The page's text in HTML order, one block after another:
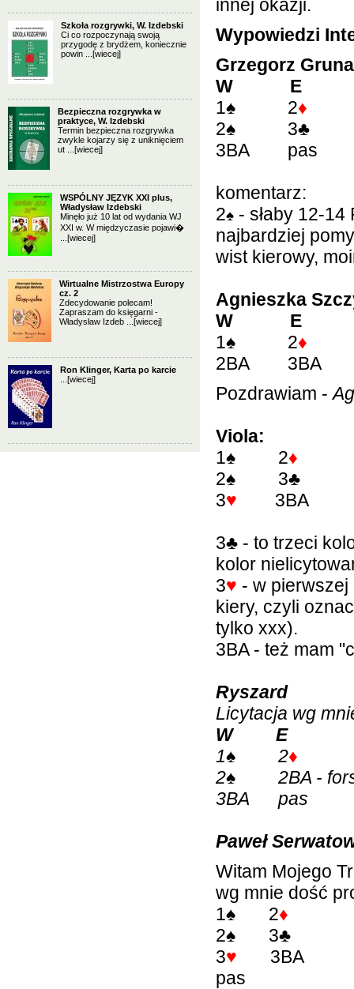
Szkoła rozgrywki, W. Izdebski
Ci co rozpoczynają swoją
przygodę z brydżem, koniecznie
powin ... [wiecej]
Bezpieczna rozgrywka w
praktyce, W. Izdebski
Termin bezpieczna rozgrywka
zwykle kojarzy się z uniknięciem
ut ... [wiecej]
WSPÓLNY JĘZYK XXI plus,
Władysław Izdebski
Minęło już 10 lat od wydania WJ
XXI w. W międzyczasie pojawi�
[wiecej]
Wirtualne Mistrzostwa Europy
cz. 2
Zdecydowanie polecam!
Zapraszam do księgarni -
Władysław Izdeb ... [wiecej]
Ron Klinger, Karta po karcie
[wiecej]
innej okazji.
Wypowiedzi
Grzegorz
W E
1♠ 2♦
2♠ 3♣
3BA pas
komentarz:
2♠ - słaby 12-
najbardziej
wist kierowy,
Agnieszka
W E
1♠ 2♦
2BA 3BA
Pozdrawiam -
Viola:
1♠ 2♦
2♠ 3♣
3♥ 3BA
3♣ - to trzeci
kolor
3♥ - w
kiery, czyli
tylko xxx).
3BA - też mam
Ryszard
Licytacja wg
W E
1♠ 2♦
2♠
2BA -
3BA pas
Paweł
Witam Mojego
wg mnie dość
1♠ 2♦
2♠ 3♣
3♥ 3BA
pas